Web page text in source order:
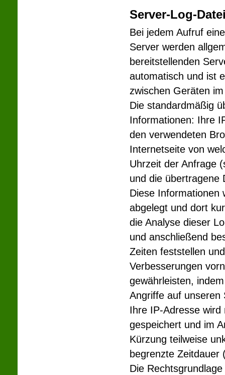
Server-Log-
Bei jedem Aufruf
Server werden
bereitstellenden
automatisch und ist
zwischen Geräten
Die standardmäßig
Informationen: Ihre
den verwendeten
Internetseite von
Uhrzeit der Anfrage
und die übertragene
Diese Informationen
abgelegt und dort
die Analyse dieser
und anschließend
Zeiten feststellen
Verbesserungen
gewährleisten,
Angriffe auf unseren
Ihre IP-Adresse
gespeichert und im
Kürzung teilweise
begrenzte Zeitdauer
Die